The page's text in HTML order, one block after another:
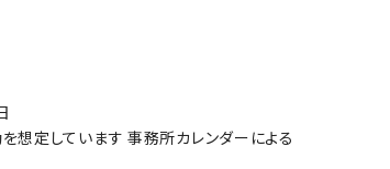
定しています 事務所カレンダーによる